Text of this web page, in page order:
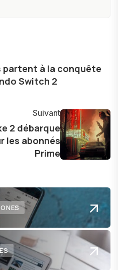
technologiques. Armé
j'aime dévoiler les
partageant
découvertes avec la
des frontières de la
de présenter aux
de ce que le futur
partent à la conquête
Switch 2
Suivant
2 débarque
les abonnés
Prime